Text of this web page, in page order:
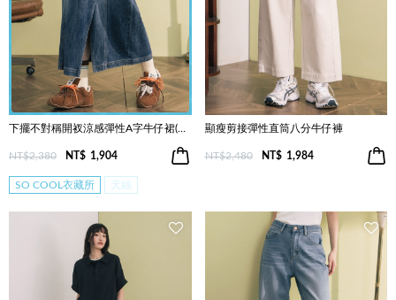
下擺不對稱開衩涼感彈性A字牛仔裙(兩色)
NT$2,380 NT$ 1,904
SO COOL衣藏所 天絲
顯瘦剪接彈性直筒八分牛仔褲
NT$2,480 NT$ 1,984